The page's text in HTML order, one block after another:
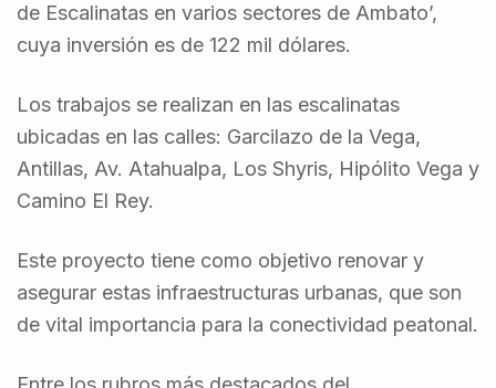
de Escalinatas en varios sectores de Ambato’,
cuya inversión es de 122 mil dólares.
Los trabajos se realizan en las escalinatas
ubicadas en las calles: Garcilazo de la Vega,
Antillas, Av. Atahualpa, Los Shyris, Hipólito Vega y
Camino El Rey.
Este proyecto tiene como objetivo renovar y
asegurar estas infraestructuras urbanas, que son
de vital importancia para la conectividad peatonal.